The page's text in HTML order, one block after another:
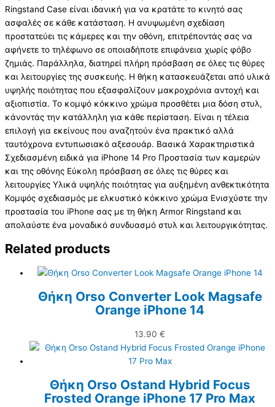
Ringstand Case είναι ιδανική για να κρατάτε το κινητό σας
ασφαλές σε κάθε κατάσταση. Η ανυψωμένη σχεδίαση
προστατεύει τις κάμερες και την οθόνη, επιτρέποντάς σας να
αφήνετε το τηλέφωνο σε οποιαδήποτε επιφάνεια χωρίς φόβο
ζημιάς. Παράλληλα, διατηρεί πλήρη πρόσβαση σε όλες τις θύρες
και λειτουργίες της συσκευής. Η θήκη κατασκευάζεται από υλικά
υψηλής ποιότητας που εξασφαλίζουν μακροχρόνια αντοχή και
αξιοπιστία. Το κομψό κόκκινο χρώμα προσθέτει μια δόση στυλ,
κάνοντάς την κατάλληλη για κάθε περίσταση. Είναι η τέλεια
επιλογή για εκείνους που αναζητούν ένα πρακτικό αλλά
ταυτόχρονα εντυπωσιακό αξεσουάρ. Βασικά Χαρακτηριστικά
Σχεδιασμένη ειδικά για iPhone 14 Pro Προστασία των καμερών
και της οθόνης Εύκολη πρόσβαση σε όλες τις θύρες και
λειτουργίες Υλικά υψηλής ποιότητας για αυξημένη ανθεκτικότητα
Κομψός σχεδιασμός με ελκυστικό κόκκινο χρώμα Ενισχύστε την
προστασία του iPhone σας με τη θήκη Armor Ringstand και
απολαύστε ένα μοναδικό συνδυασμό στυλ και λειτουργικότητας.
Related products
Θήκη Orso Converter Look Magsafe
Orange iPhone 14
13.90 €
Θήκη Orso Ostand Hybrid Focus
Frosted Orange iPhone 17 Pro Max